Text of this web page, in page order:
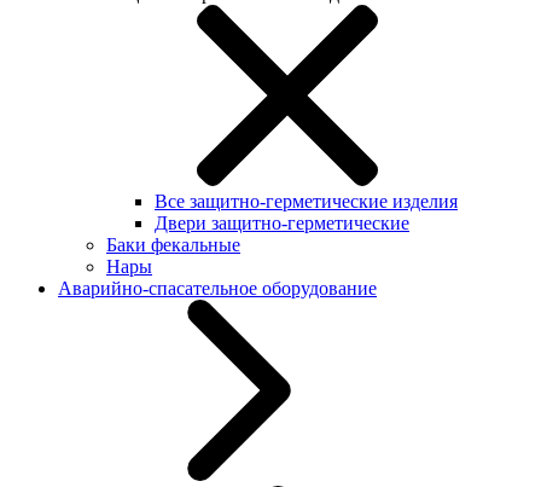
Все защитно-герметические изделия
Двери защитно-герметические
Баки фекальные
Нары
Аварийно-спасательное оборудование